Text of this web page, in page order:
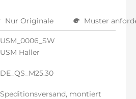
Nur Originale Muster
USM_0006_SW
USM Haller
DE_QS_M25.30
Speditionsversand, montiert